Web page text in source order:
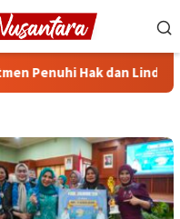
Hak dan Lindungi